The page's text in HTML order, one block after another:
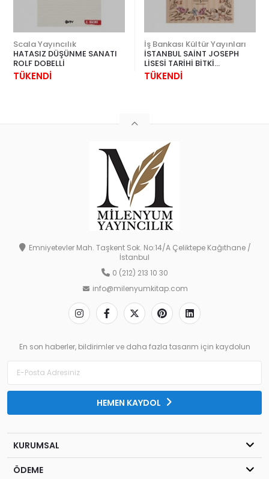
Scala Yayıncılık
HATASIZ DÜŞÜNME SANATI
ROLF DOBELLİ
TÜKENDİ
İş Bankası Kültür Yayınları
İSTANBUL SAİNT JOSEPH
LİSESİ TARİHİ BİTKİ
KOLEKSİYONU (2 CİLT)
TÜKENDİ
Emniyetevler Mah. Taşkent Sok. No:14/A Çeliktepe Kağıthane /
İstanbul
0 (212) 213 10 30
info@milenyumkitap.com
En son haberler, bildirimler ve daha fazla tasarım için kaydolun
HEMEN KAYDOL
KURUMSAL
ÖDEME